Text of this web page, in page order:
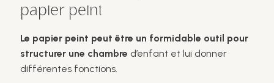
papier peint
Le papier peint peut être un formidable outil pour
structurer une chambre d’enfant et lui donner
différentes fonctions.